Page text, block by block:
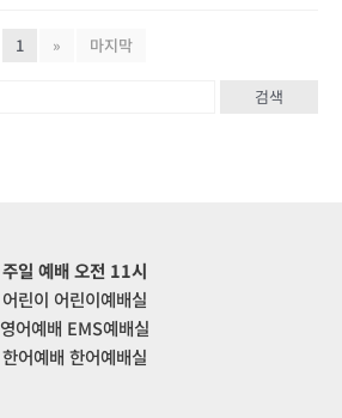
1 » 마지막
검색
주일 예배 오전 11시
어린이 어린이예배실
영어예배 EMS예배실
한어예배 한어예배실